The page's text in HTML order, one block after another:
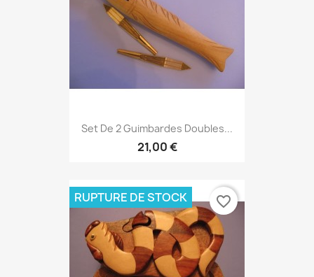
Set De 2 Guimbardes Doubles...
21,00 €
RUPTURE DE STOCK favorite_border